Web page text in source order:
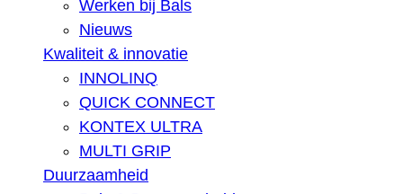
Werken bij Bals
Nieuws
Kwaliteit & innovatie
INNOLINQ
QUICK CONNECT
KONTEX ULTRA
MULTI GRIP
Duurzaamheid